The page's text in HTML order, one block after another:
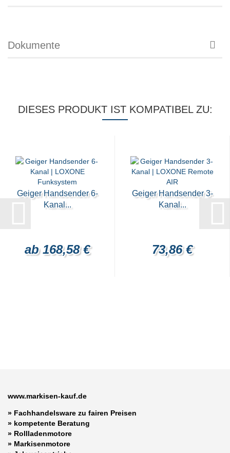
Dokumente
DIESES PRODUKT IST KOMPATIBEL ZU:
Geiger Handsender 6-
Kanal...
ab 168,58 €
Geiger Handsender 3-
Kanal...
73,86 €
www.markisen-kauf.de
» Fachhandelsware zu fairen Preisen
» kompetente Beratung
» Rollladenmotore
» Markisenmotore